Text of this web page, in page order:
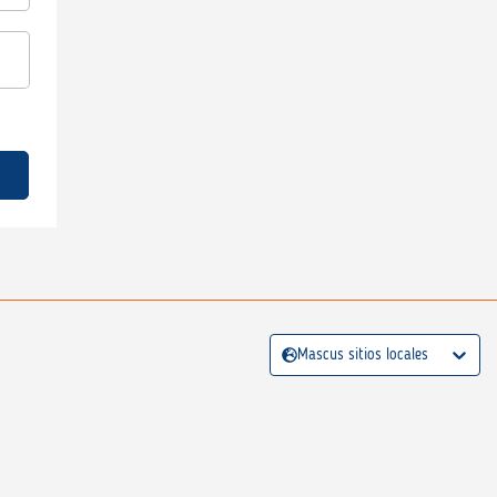
Mascus sitios locales